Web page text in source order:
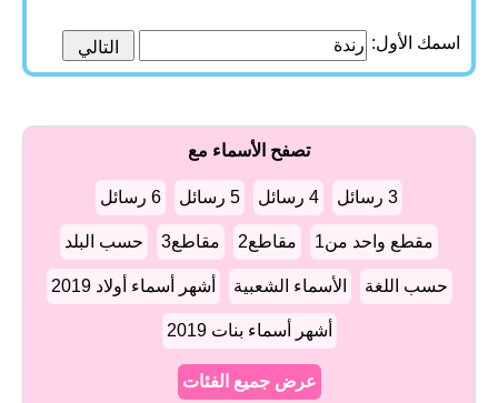
اسمك الأول:
تصفح الأسماء مع
3 رسائل 4 رسائل 5 رسائل 6 رسائل
مقطع واحد من1 مقاطع2 مقاطع3 حسب البلد
حسب اللغة الأسماء الشعبية أشهر أسماء أولاد 2019
أشهر أسماء بنات 2019
عرض جميع الفئات